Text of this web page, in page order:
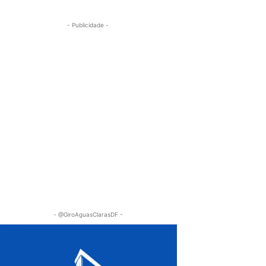
- Publicidade -
- @GiroAguasClarasDF -